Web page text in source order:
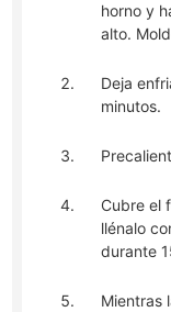
horno y
alto.
Deja
minutos.
Cubre el
llénalo
durante
Mientras